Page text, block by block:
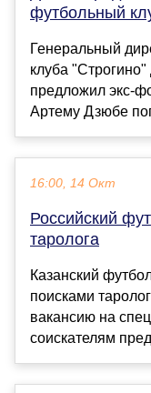
футбольный
Генеральный
клуба
предложил экс-
Артему Дзюбе
16:00, 14 Окт
Российский
таролога
Казанский
поисками
вакансию на
соискателям